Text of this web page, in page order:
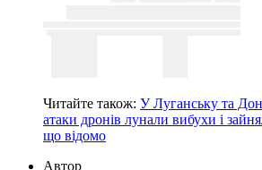
Читайте також: У Луганську та
атаки дронів лунали вибухи і
що відомо
Автор